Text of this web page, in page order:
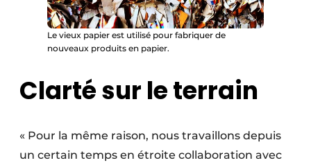
Le vieux papier est utilisé pour fabriquer de
nouveaux produits en papier.
Clarté sur le terrain
« Pour la même raison, nous travaillons depuis
un certain temps en étroite collaboration avec